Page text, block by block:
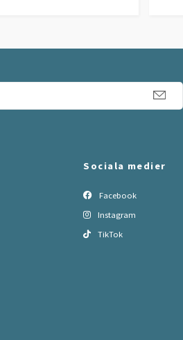
Sociala medier
Facebook
Instagram
TikTok